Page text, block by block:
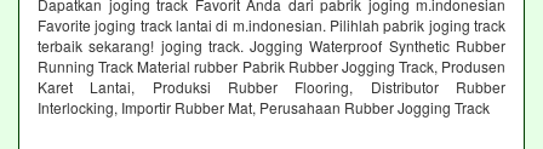
Dapatkan joging track Favorit Anda dari pabrik joging m.indonesian
Favorite joging track lantai di m.indonesian. Pilihlah pabrik joging track
terbaik sekarang! joging track. Jogging Waterproof Synthetic Rubber
Running Track Material rubber Pabrik Rubber Jogging Track, Produsen
Karet Lantai, Produksi Rubber Flooring, Distributor Rubber
Interlocking, Importir Rubber Mat, Perusahaan Rubber Jogging Track